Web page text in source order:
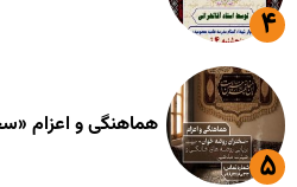
هماهنگی و اعزام